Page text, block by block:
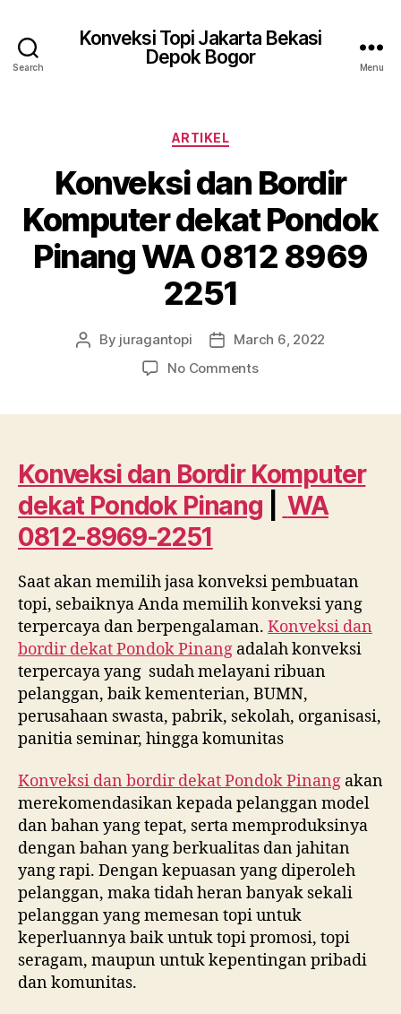
Search
Konveksi Topi Jakarta Bekasi
Depok Bogor
Menu
Categories
ARTIKEL
Konveksi dan Bordir
Komputer dekat Pondok
Pinang WA 0812 8969
2251
Post
By juragantopi
PostMarch 6, 2022
No Commentson
dekat
Pondok
Pinang
WA
2251
Konveksi dan Bordir Komputer
dekat Pondok Pinang
WA
0812-8969-2251
Saat akan memilih jasa konveksi pembuatan
topi, sebaiknya Anda memilih konveksi yang
terpercaya dan berpengalaman. Konveksi dan
bordir dekatPondok Pinang adalah konveksi
terpercaya yang sudah melayani ribuan
pelanggan, baik kementerian, BUMN,
perusahaan swasta, pabrik, sekolah, organisasi,
panitia seminar, hingga komunitas
Konveksi dan bordir dekatPondok Pinang akan
merekomendasikan kepada pelanggan model
dan bahan yang tepat, serta memproduksinya
dengan bahan yang berkualitas dan jahitan
yang rapi. Dengan kepuasan yang diperoleh
pelanggan, maka tidah heran banyak sekali
pelanggan yang memesan topi untuk
keperluannya baik untuk topi promosi, topi
seragam, maupun untuk kepentingan pribadi
dan komunitas.